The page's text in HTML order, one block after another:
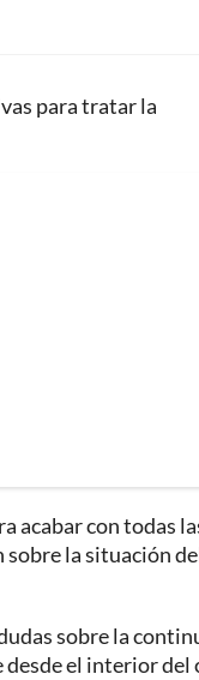
para tratar la
acabar con todas
la situación
sobre la
desde el interior del